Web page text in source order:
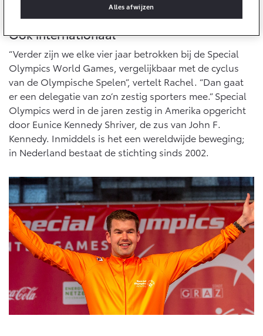
Toyota C-HR+
BATTERIJ-ELEKTRISCH
Vanaf € 37.995,-
PLUG-IN HYBRIDE
Vanaf € 49.995,-
bZ4X
BATTERIJ-ELEKTRISCH
Vanaf € 39.995,-
bZ4X Touring
BATTERIJ-ELEKTRISCH
Vanaf € 48.995,-
Mirai
Proace City (excl. BTW)
Connected
Connected Services
MyToyota login
MyToyota App
Abonnementen
Multimedia
Connected check
Navigatie updates
Ook internationaal
“Verder zijn we elke vier jaar betrokken bij de Special
Olympics World Games, vergelijkbaar met de cyclus
van de Olympische Spelen”, vertelt Rachel. “Dan gaat
er een delegatie van zo’n zestig sporters mee.” Special
Olympics werd in de jaren zestig in Amerika opgericht
door Eunice Kennedy Shriver, de zus van John F.
Kennedy. Inmiddels is het een wereldwijde beweging;
in Nederland bestaat de stichting sinds 2002.
Alles afwijzen